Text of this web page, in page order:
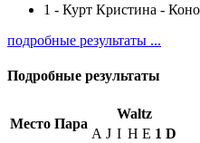
1 - Курт Кристина -
подробные результаты ...
Подробные результаты
Место Пара
Waltz
A J I H E 1 D